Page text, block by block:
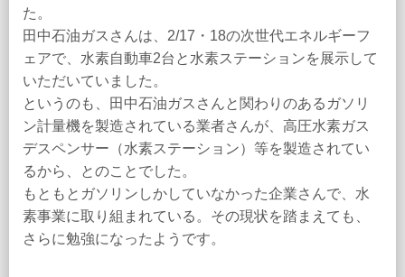
た。
田中石油ガスさんは、2/17・18の次世代エネルギーフ
ェアで、水素自動車2台と水素ステーションを展示して
いただいていました。
というのも、田中石油ガスさんと関わりのあるガソリ
ン計量機を製造されている業者さんが、高圧水素ガス
デスペンサー（水素ステーション）等を製造されてい
るから、とのことでした。
もともとガソリンしかしていなかった企業さんで、水
素事業に取り組まれている。その現状を踏まえても、
さらに勉強になったようです。